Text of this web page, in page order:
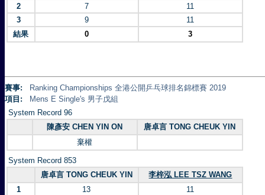
2
7
11
3
9
11
結果
0 3
賽事:
Ranking Championships 全港公開乒乓球排名錦標賽 2019
項目:
Mens E Single's 男子戊組
System Record 96
陳彥安 CHEN YIN ON
唐卓言 TONG CHEUK YIN
棄權
System Record 853
唐卓言 TONG CHEUK YIN
李梓泓 LEE TSZ WANG
1
13
11